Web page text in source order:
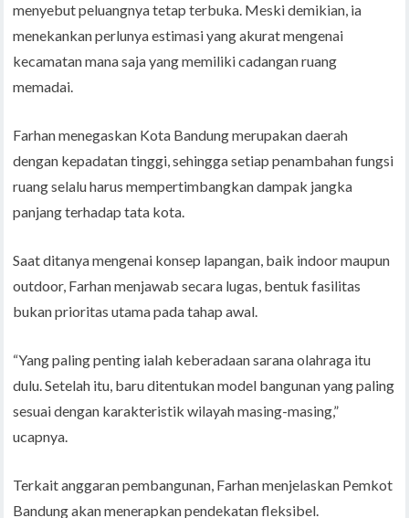
menyebut peluangnya tetap terbuka. Meski demikian, ia
menekankan perlunya estimasi yang akurat mengenai
kecamatan mana saja yang memiliki cadangan ruang
memadai.
Farhan menegaskan Kota Bandung merupakan daerah
dengan kepadatan tinggi, sehingga setiap penambahan fungsi
ruang selalu harus mempertimbangkan dampak jangka
panjang terhadap tata kota.
Saat ditanya mengenai konsep lapangan, baik indoor maupun
outdoor, Farhan menjawab secara lugas, bentuk fasilitas
bukan prioritas utama pada tahap awal.
“Yang paling penting ialah keberadaan sarana olahraga itu
dulu. Setelah itu, baru ditentukan model bangunan yang paling
sesuai dengan karakteristik wilayah masing-masing,”
ucapnya.
Terkait anggaran pembangunan, Farhan menjelaskan Pemkot
Bandung akan menerapkan pendekatan fleksibel.